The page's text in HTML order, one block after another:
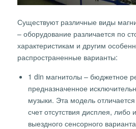
Существуют различные виды
– оборудование различается по
характеристикам и другим
распространенные варианты:
1 din магнитолы – бюджетное
предназначенное
музыки. Эта модель
счет отсутствия дисплея, либо
выездного сенсорного